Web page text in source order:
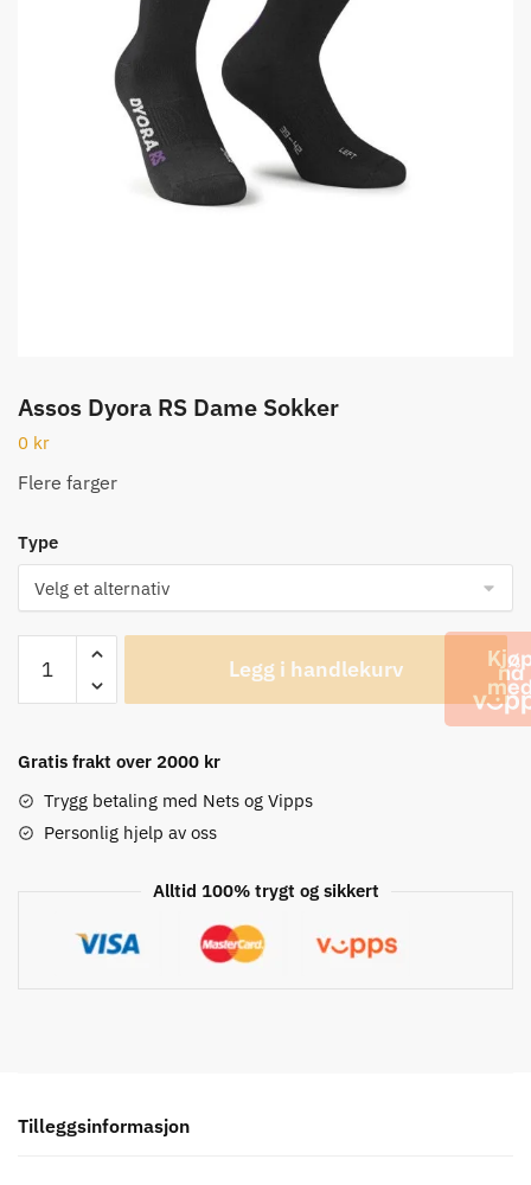
Assos Dyora RS Dame Sokker
0 kr
Flere farger
Type
Dyora
RS
Sokker
antall
Legg i handlekurv
Gratis frakt over 2000 kr
Trygg betaling med Nets og Vipps
Personlig hjelp av oss
Alltid 100% trygt og sikkert
Tilleggsinformasjon